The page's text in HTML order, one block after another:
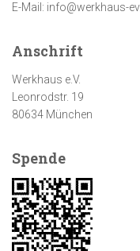
E-Mail: info@werkhaus-
Anschrift
Werkhaus e.V.
Leonrodstr. 19
80634 München
Spende